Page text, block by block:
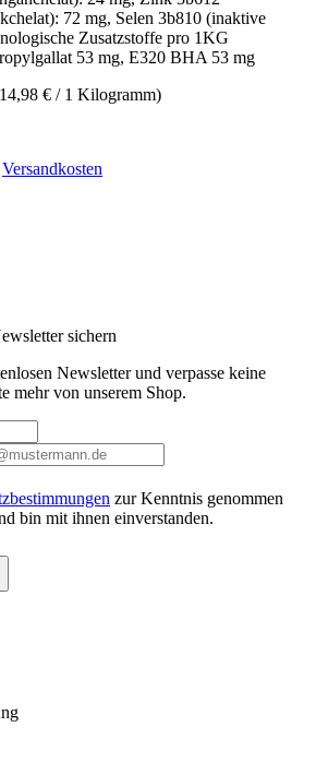
72 mg, Selen 3b810 (inaktive
Zusatzstoffe pro 1KG
53 mg, E320 BHA 53 mg
€ / 1 Kilogramm)
Versandkosten
sichern
Newsletter und verpasse keine
mehr von unserem Shop.
zur Kenntnis genommen
bin mit ihnen einverstanden.